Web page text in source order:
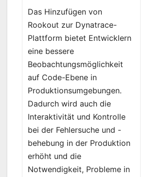
Das Hinzufügen von
Rookout zur Dynatrace-
Plattform bietet Entwicklern
eine bessere
Beobachtungsmöglichkeit
auf Code-Ebene in
Produktionsumgebungen.
Dadurch wird auch die
Interaktivität und Kontrolle
bei der Fehlersuche und -
behebung in der Produktion
erhöht und die
Notwendigkeit, Probleme in